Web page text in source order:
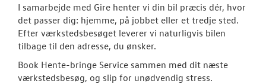
Koncepter og
I samarbejde med Gire henter vi din bil præcis dér, hvor
det passer dig: hjemme, på jobbet eller et tredje sted.
Efter værkstedsbesøget leverer vi naturligvis bilen
tilbage til den adresse, du ønsker.
Book Hente-bringe Service sammen med dit næste
værkstedsbesøg, og slip for unødvendig stress.